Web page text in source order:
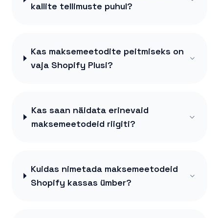
kallite tellimuste puhul?
Kas maksemeetodite peitmiseks on
vaja Shopify Plusi?
Kas saan näidata erinevaid
maksemeetodeid riigiti?
Kuidas nimetada maksemeetodeid
Shopify kassas ümber?